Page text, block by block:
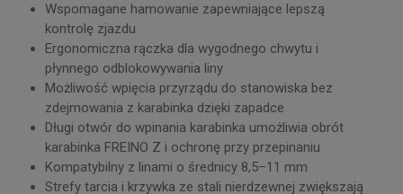
Wspomagane hamowanie zapewniające lepszą
kontrolę zjazdu
Ergonomiczna rączka dla wygodnego chwytu i
płynnego odblokowywania liny
Możliwość wpięcia przyrządu do stanowiska bez
zdejmowania z karabinka dzięki zapadce
Długi otwór do wpinania karabinka umożliwia obrót
karabinka FREINO Z i ochronę przy przepinaniu
Kompatybilny z linami o średnicy 8,5–11 mm
Strefy tarcia i krzywka ze stali nierdzewnej zwiększają